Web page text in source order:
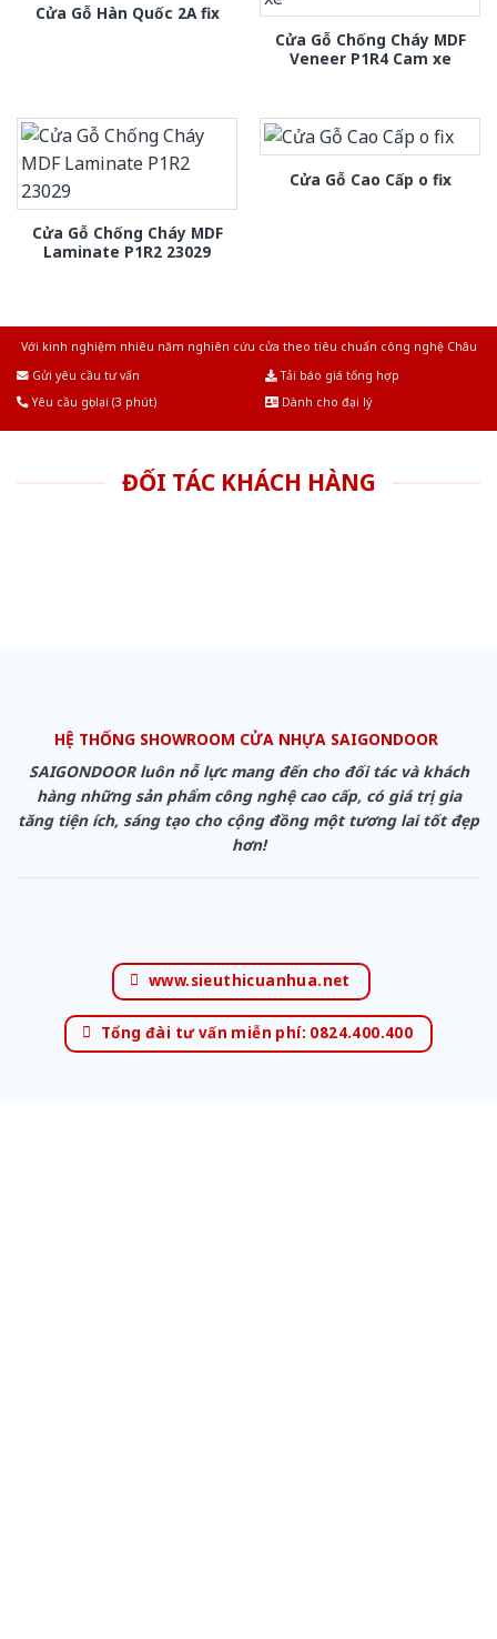
Cửa Gỗ Hàn Quốc 2A fix
Cửa Gỗ Chống Cháy MDF
Veneer P1R4 Cam xe
Cửa Gỗ Chống Cháy MDF
Laminate P1R2 23029
Cửa Gỗ Cao Cấp o fix
Với kinh nghiệm nhiêu năm nghiên cứu cửa theo tiêu chuẩn công nghệ Châu
Gửi yêu cầu tư vấn
Tải báo giá tổng hợp
Yêu cầu gọi lại (3 phút)
Dành cho đại lý
ĐỐI TÁC KHÁCH HÀNG
HỆ THỐNG SHOWROOM CỬA NHỰA SAIGONDOOR
SAIGONDOOR luôn nỗ lực mang đến cho đối tác và khách
hàng những sản phẩm công nghệ cao cấp, có giá trị gia
tăng tiện ích, sáng tạo cho cộng đồng một tương lai tốt đẹp
hơn!
www.sieuthicuanhua.net
Tổng đài tư vấn miễn phí: 0824.400.400